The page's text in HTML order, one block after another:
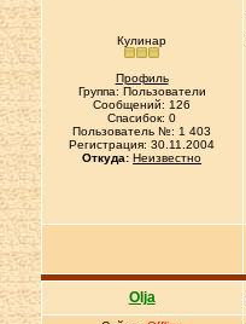
Кулинар
Профиль
Группа: Пользователи
Сообщений: 126
Спасибок: 0
Пользователь №: 1 403
Регистрация: 30.11.2004
Откуда: Неизвестно
Olja